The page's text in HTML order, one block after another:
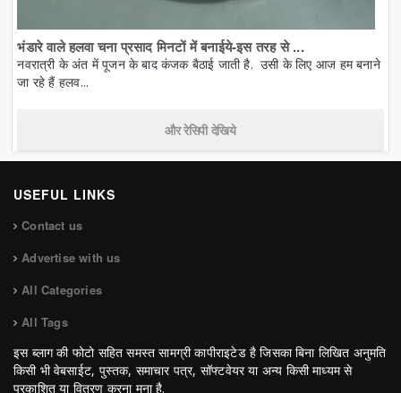
भंडारे वाले हलवा चना प्रसाद मिनटों में बनाईये-इस तरह से ...
नवरात्री के अंत में पूजन के बाद कंजक बैठाई जाती है. उसी के लिए आज हम बनाने
जा रहे हैं हलव...
और रेसिपी देखिये
USEFUL LINKS
Contact us
Advertise with us
All Categories
All Tags
इस ब्लाग की फोटो सहित समस्त सामग्री कापीराइटेड है जिसका बिना लिखित अनुमति
किसी भी वेबसाईट, पुस्तक, समाचार पत्र, सॉफ्टवेयर या अन्य किसी माध्यम से
प्रकाशित या वितरण करना मना है.